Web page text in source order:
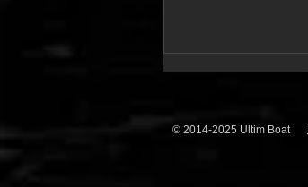
© 2014-2025 Ultim Boat